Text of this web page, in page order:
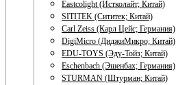
Eastcolight (Истколайт; Китай)
SITITEK (Сититек; Китай)
Carl Zeiss (Карл Цейс; Германия)
DigiMicro (ДиджиМикро; Китай)
EDU-TOYS (Эду-Тойз; Китай)
Eschenbach (Эшенбах; Германия)
STURMAN (Штурман; Китай)